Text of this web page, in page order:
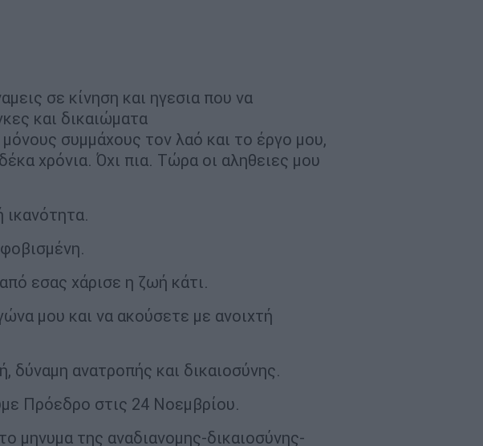
σε κίνηση και ηγεσια που να
και δικαιώματα
συμμάχους τον λαό και το έργο μου,
χρόνια. Όχι πια. Τώρα οι αληθειες μου
ικανότητα.
εσας χάρισε η ζωή κάτι.
μου και να ακούσετε με ανοιχτή
δύναμη ανατροπής και δικαιοσύνης.
Πρόεδρο στις 24 Νοεμβρίου.
μηνυμα της αναδιανομης-δικαιοσύνης-